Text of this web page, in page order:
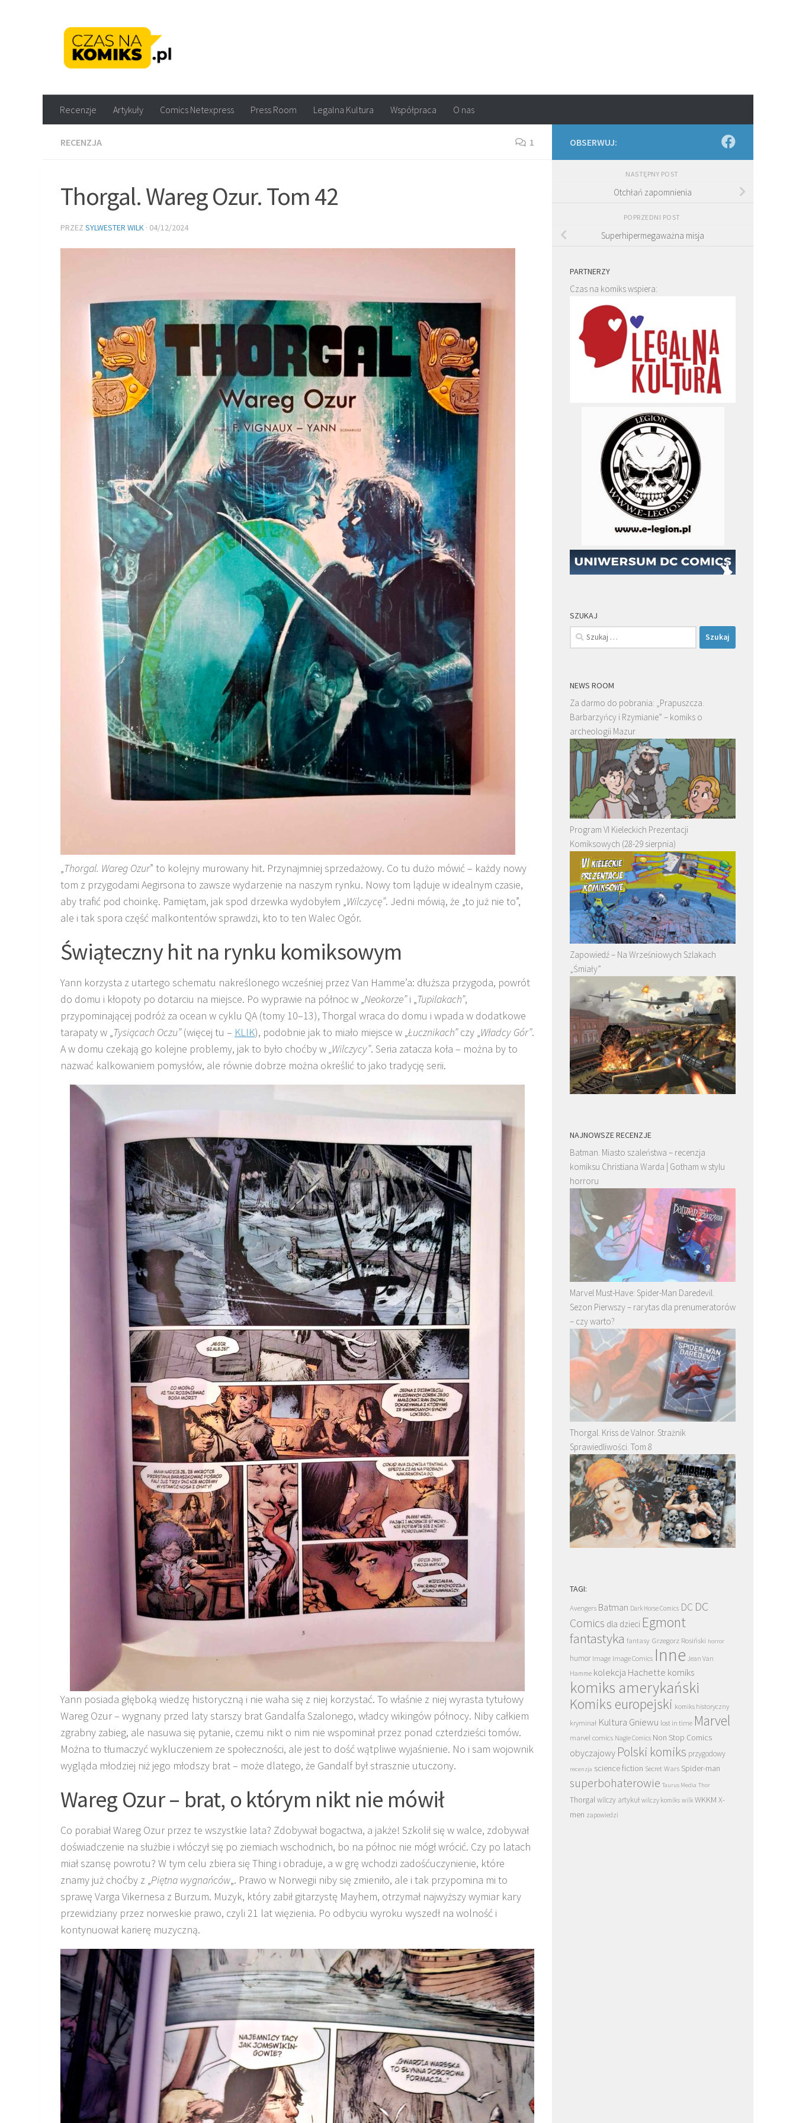
Recenzje Artykuły Comics Netexpress Press Room Legalna Kultura Współpraca O nas
RECENZJA 1
Thorgal. Wareg Ozur. Tom 42
PRZEZ SYLWESTER WILK · 04/12/2024
„Thorgal. Wareg Ozur” to kolejny murowany hit. Przynajmniej sprzedażowy. Co tu dużo mówić – każdy nowy
tom z przygodami Aegirsona to zawsze wydarzenie na naszym rynku. Nowy tom ląduje w idealnym czasie,
aby trafić pod choinkę. Pamiętam, jak spod drzewka wydobyłem „Wilczycę”. Jedni mówią, że „to już nie to”,
ale i tak spora część malkontentów sprawdzi, kto to ten Walec Ogór.
Świąteczny hit na rynku komiksowym
Yann korzysta z utartego schematu nakreślonego wcześniej przez Van Hamme’a: dłuższa przygoda, powrót
do domu i kłopoty po dotarciu na miejsce. Po wyprawie na północ w „Neokorze”i „Tupilakach”,
przypominającej podróż za ocean w cyklu QA (tomy 10–13), Thorgal wraca do domu i wpada w dodatkowe
tarapaty w „Tysiącach Oczu”(więcej tu – KLIK), podobnie jak to miało miejsce w „Łucznikach”czy „Władcy Gór”.
A w domu czekają go kolejne problemy, jak to było choćby w„Wilczycy”. Seria zatacza koła – można by to
nazwać kalkowaniem pomysłów, ale równie dobrze można określić to jako tradycję serii.
Yann posiada głęboką wiedzę historyczną i nie waha się z niej korzystać. To właśnie z niej wyrasta tytułowy
Wareg Ozur – wygnany przed laty starszy brat Gandalfa Szalonego, władcy wikingów północy. Niby całkiem
zgrabny zabieg, ale nasuwa się pytanie, czemu nikt o nim nie wspominał przez ponad czterdzieści tomów.
Można to tłumaczyć wykluczeniem ze społeczności, ale jest to dość wątpliwe wyjaśnienie. No i sam wojownik
wygląda młodziej niż jego młodszy brat – może dlatego, że Gandalf był strasznie utuczony.
Wareg Ozur – brat, o którym nikt nie mówił
Co porabiał Wareg Ozur przez te wszystkie lata? Zdobywał bogactwa, a jakże! Szkolił się w walce, zdobywał
doświadczenie na służbie i włóczył się po ziemiach wschodnich, bo na północ nie mógł wrócić. Czy po latach
miał szansę powrotu? W tym celu zbiera się Thing i obraduje, a w grę wchodzi zadośćuczynienie, które
znamy już choćby z „Piętna wygnańców„. Prawo w Norwegii niby się zmieniło, ale i tak przypomina mi to
sprawę Varga Vikernesa z Burzum. Muzyk, który zabił gitarzystę Mayhem, otrzymał najwyższy wymiar kary
przewidziany przez norweskie prawo, czyli 21 lat więzienia. Po odbyciu wyroku wyszedł na wolność i
kontynuował karierę muzyczną.
OBSERWUJ:
NASTĘPNY POST
Otchłań zapomnienia
POPRZEDNI POST
Superhipermegaważna misja
PARTNERZY
Czas na komiks wspiera:
SZUKAJ
Szukaj:
NEWS ROOM
Za darmo do pobrania: „Prapuszcza.
Barbarzyńcy i Rzymianie” – komiks o
archeologii Mazur
Program VI Kieleckich Prezentacji
Komiksowych (28-29 sierpnia)
Zapowiedź – Na Wrześniowych Szlakach
„Śmiały”
NAJNOWSZE RECENZJE
Batman. Miasto szaleństwa – recenzja
komiksu Christiana Warda | Gotham w stylu
horroru
Marvel Must-Have: Spider-Man Daredevil.
Sezon Pierwszy – rarytas dla prenumeratorów
– czy warto?
Thorgal. Kriss de Valnor. Strażnik
Sprawiedliwości. Tom 8
TAGI:
Avengers Batman Dark Horse Comics DC DC
Comics dla dzieci Egmont
fantastyka fantasy Grzegorz Rosiński horror
humor Image Image Comics Inne Jean Van
Hamme kolekcja Hachette komiks
komiks amerykański
Komiks europejski komiks historyczny
kryminał Kultura Gniewu lost in time Marvel
marvel comics Nagle Comics Non Stop Comics
obyczajowy Polski komiks przygodowy
recenzja science fiction Secret Wars Spider-man
superbohaterowie Taurus Media Thor
Thorgalwilczy artykuł wilczy komiks wilk WKKM X-
men zapowiedzi